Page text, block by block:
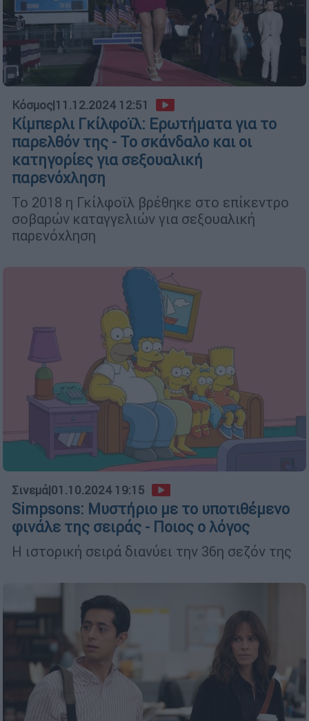
Κόσμος|11.12.2024 12:51
Κίμπερλι Γκίλφοϊλ: Ερωτήματα για το
παρελθόν της - Το σκάνδαλο και οι
κατηγορίες για σεξουαλική
παρενόχληση
Το 2018 η Γκίλφοϊλ βρέθηκε στο επίκεντρο
σοβαρών καταγγελιών για σεξουαλική
παρενόχληση
Σινεμά|01.10.2024 19:15
Simpsons: Μυστήριο με το υποτιθέμενο
φινάλε της σειράς - Ποιος ο λόγος
Η ιστορική σειρά διανύει την 36η σεζόν της